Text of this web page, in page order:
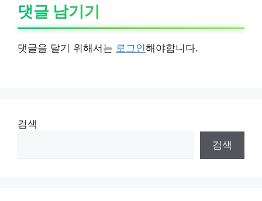
댓글 남기기
댓글을 달기 위해서는 로그인해야합니다.
검색
검색